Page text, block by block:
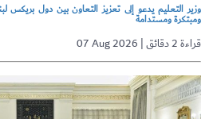
وزير التعليم يدعو إلى تعزيز التعاون بين دول بريكس
ومبتكرة ومستدامة
07 Aug 2026 | قراءة 2 دقائق